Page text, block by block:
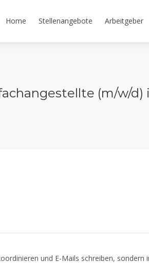
Home Stellenangebote Arbeitgeber
(m/w/d)
und E-Mails schreiben, sondern